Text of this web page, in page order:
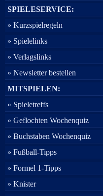
SPIELESERVICE:
» Kurzspielregeln
» Spielelinks
» Verlagslinks
» Newsletter bestellen
MITSPIELEN:
» Spieletreffs
» Geflochten Wochenquiz
» Buchstaben Wochenquiz
» Fußball-Tipps
» Formel 1-Tipps
» Knister